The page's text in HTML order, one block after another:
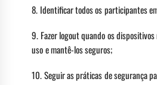
8. Identificar todos os participantes
9. Fazer logout quando os
uso e mantê-los seguros;
10. Seguir as práticas de segurança